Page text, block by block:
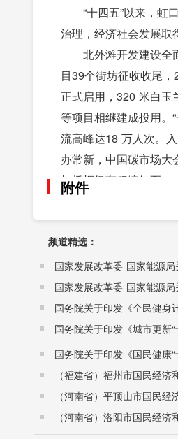
“十四五”以来，虹
治理，经济社会发展取
北外滩开发建设全
目39个街坊征收收尾
正式启用，320 米白玉
等项目相继建成投用。
流高峰达18 万人次。
办常新，中国碳市场
虹桥枢纽车程缩短至25
经济能级跨步跃
累计固定资产投资总额
资企业500 余家、总量
量占全市1/4以上、运
性机构相继落地，全国
裁决，在绿色甲醇加注
融夯基拓能，国家高端
功落地，现集聚各类金
股权投资集聚区和并购
育，市区协同推进绿色
碳”立项标准，2025 年
五”末增长超2.5 倍，
附件
频道精选：